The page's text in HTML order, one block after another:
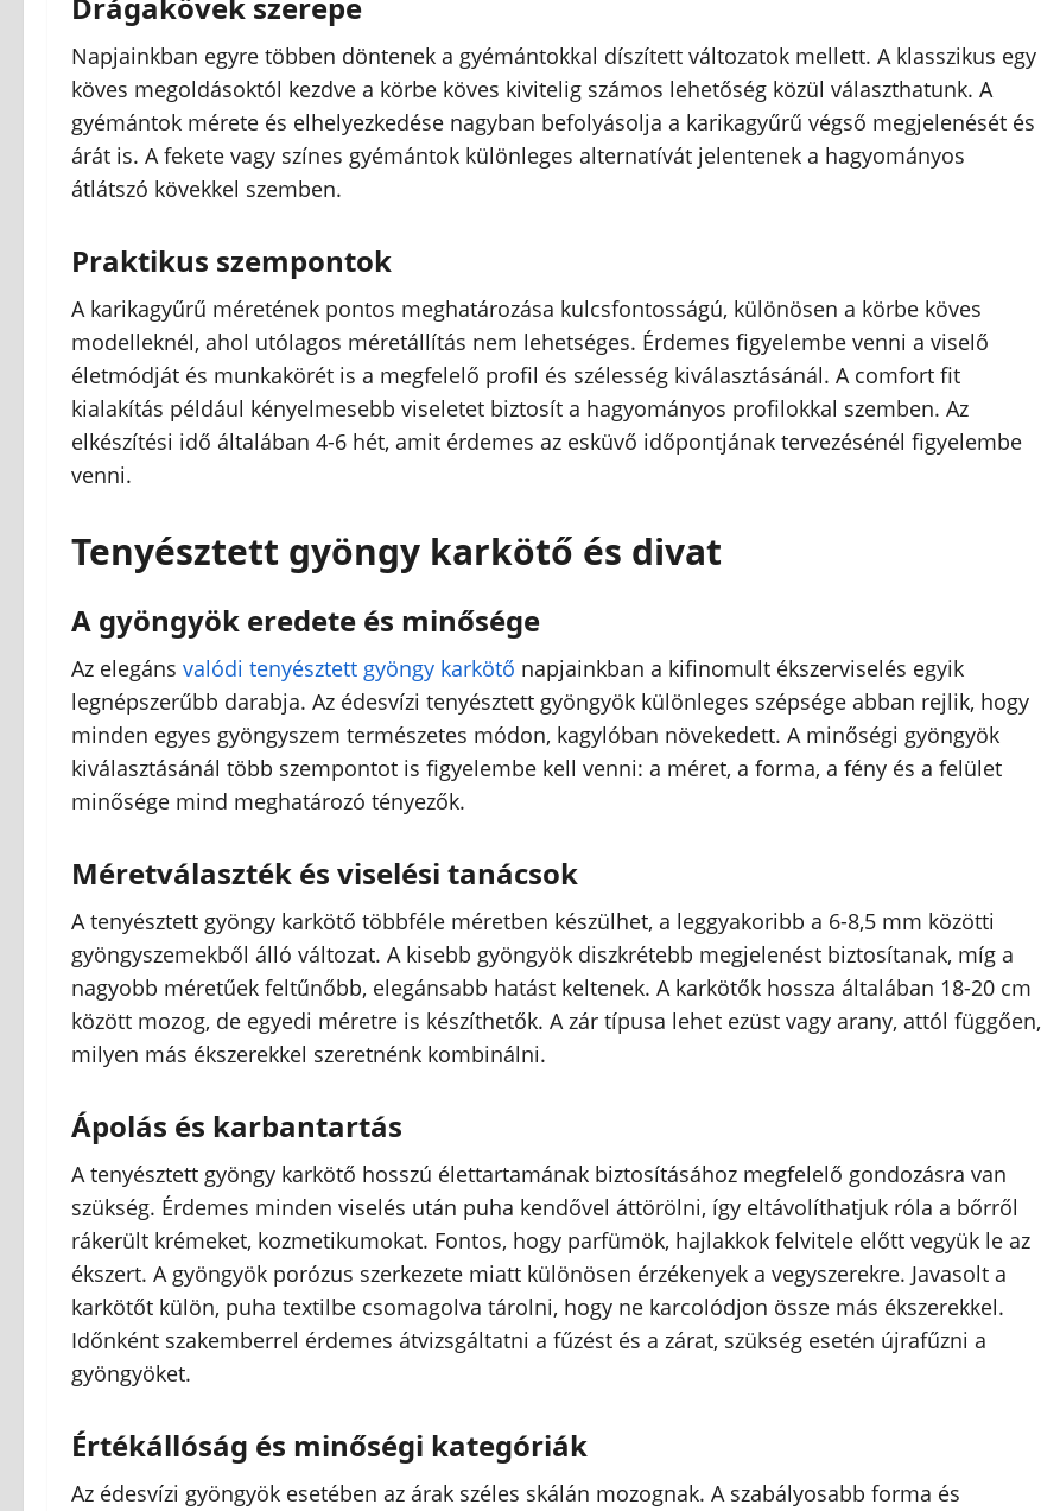
Napjainkban egyre többen döntenek a gyémántokkal díszített változatok mellett. A klasszikus egy
köves megoldásoktól kezdve a körbe köves kivitelig számos lehetőség közül választhatunk. A
gyémántok mérete és elhelyezkedése nagyban befolyásolja a karikagyűrű végső megjelenését és
árát is. A fekete vagy színes gyémántok különleges alternatívát jelentenek a hagyományos
átlátszó kövekkel szemben.
Praktikus szempontok
A karikagyűrű méretének pontos meghatározása kulcsfontosságú, különösen a körbe köves
modelleknél, ahol utólagos méretállítás nem lehetséges. Érdemes figyelembe venni a viselő
életmódját és munkakörét is a megfelelő profil és szélesség kiválasztásánál. A comfort fit
kialakítás például kényelmesebb viseletet biztosít a hagyományos profilokkal szemben. Az
elkészítési idő általában 4-6 hét, amit érdemes az esküvő időpontjának tervezésénél figyelembe
venni.
Tenyésztett gyöngy karkötő és divat
A gyöngyök eredete és minősége
Az elegáns valódi tenyésztett gyöngy karkötő napjainkban a kifinomult ékszerviselés egyik
legnépszerűbb darabja. Az édesvízi tenyésztett gyöngyök különleges szépsége abban rejlik, hogy
minden egyes gyöngyszem természetes módon, kagylóban növekedett. A minőségi gyöngyök
kiválasztásánál több szempontot is figyelembe kell venni: a méret, a forma, a fény és a felület
minősége mind meghatározó tényezők.
Méretválaszték és viselési tanácsok
A tenyésztett gyöngy karkötő többféle méretben készülhet, a leggyakoribb a 6-8,5 mm közötti
gyöngyszemekből álló változat. A kisebb gyöngyök diszkrétebb megjelenést biztosítanak, míg a
nagyobb méretűek feltűnőbb, elegánsabb hatást keltenek. A karkötők hossza általában 18-20 cm
között mozog, de egyedi méretre is készíthetők. A zár típusa lehet ezüst vagy arany, attól függően,
milyen más ékszerekkel szeretnénk kombinálni.
Ápolás és karbantartás
A tenyésztett gyöngy karkötő hosszú élettartamának biztosításához megfelelő gondozásra van
szükség. Érdemes minden viselés után puha kendővel áttörölni, így eltávolíthatjuk róla a bőrről
rákerült krémeket, kozmetikumokat. Fontos, hogy parfümök, hajlakkok felvitele előtt vegyük le az
ékszert. A gyöngyök porózus szerkezete miatt különösen érzékenyek a vegyszerekre. Javasolt a
karkötőt külön, puha textilbe csomagolva tárolni, hogy ne karcolódjon össze más ékszerekkel.
Időnként szakemberrel érdemes átvizsgáltatni a fűzést és a zárat, szükség esetén újrafűzni a
gyöngyöket.
Értékállóság és minőségi kategóriák
Az édesvízi gyöngyök esetében az árak széles skálán mozognak. A szabályosabb forma és